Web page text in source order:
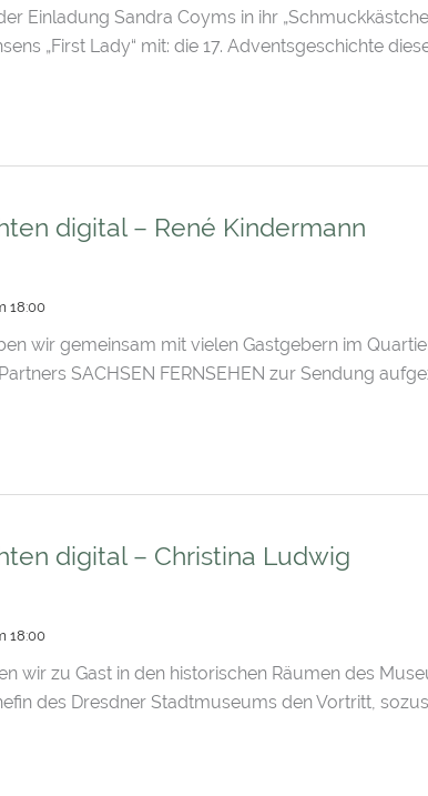
Einladung Sandra Coyms in ihr
„First Lady“ mit: die 17. Adventsgeschichte
digital – René Kindermann
18:00
wir gemeinsam mit vielen Gastgebern im
SACHSEN FERNSEHEN zur Sendung
digital – Christina Ludwig
18:00
wir zu Gast in den historischen Räumen des
des Dresdner Stadtmuseums den Vortritt,